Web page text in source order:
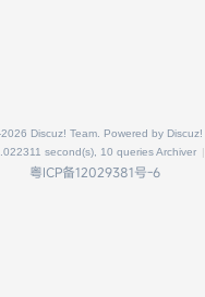
Discuz! Team. Powered by Discuz!
second(s), 10 queriesArchiver |
粤ICP备12029381号-6